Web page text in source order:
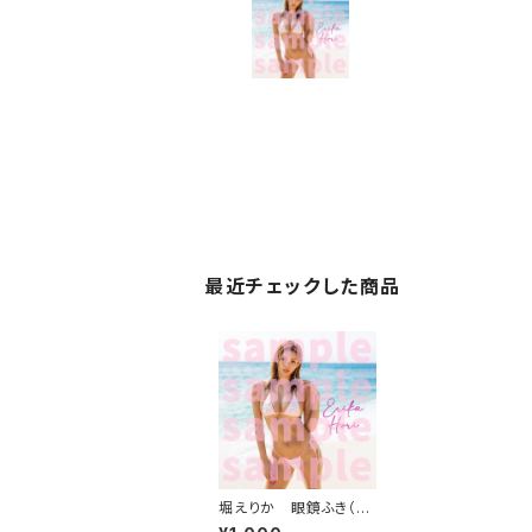
最近チェックした商品
堀えりか 眼鏡ふき（ベ
ビーピンク）